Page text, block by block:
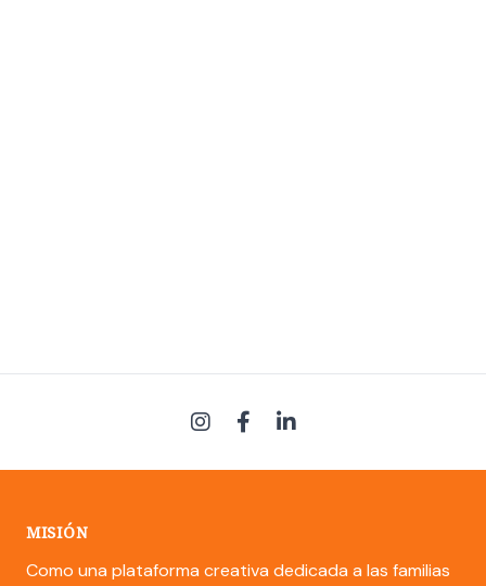
MISIÓN
Como una plataforma creativa dedicada a las familias